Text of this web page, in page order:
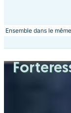
Ensemble dans le